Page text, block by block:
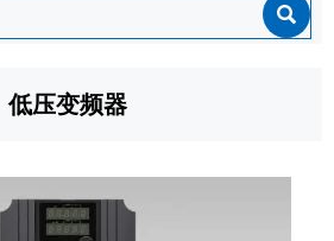

低压变频器